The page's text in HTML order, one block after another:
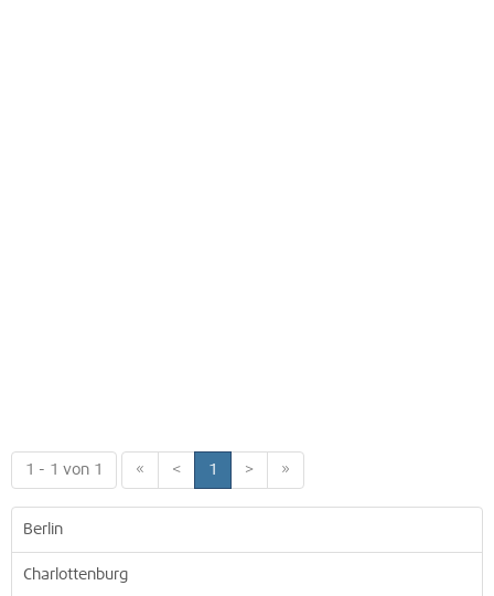
1 - 1 von 1 « < 1 > »
Berlin
Charlottenburg